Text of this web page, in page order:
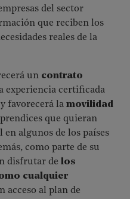
del sector
que reciben los
reales de la
un contrato
experiencia certificada
favorecerá la movilidad
que quieran
algunos de los países
como parte de su
disfrutar de los
cualquier
acceso al plan de